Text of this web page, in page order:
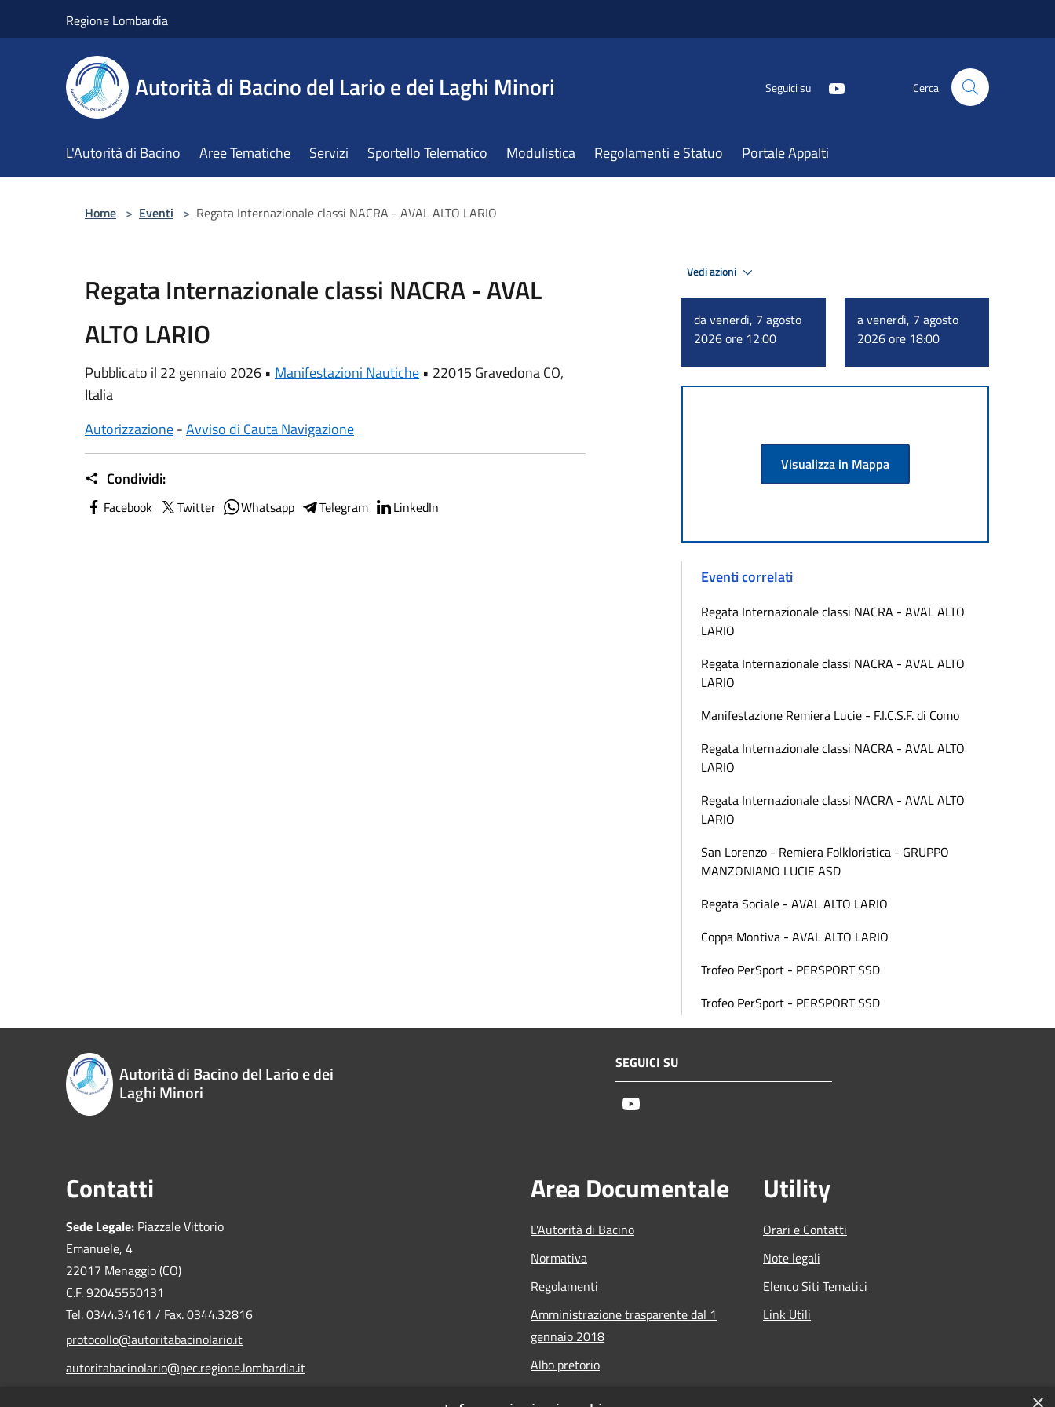
Regione Lombardia
Autorità di Bacino del Lario e dei Laghi Minori Seguici su Cerca
L'Autorità di Bacino Aree Tematiche Servizi Sportello Telematico Modulistica Regolamenti e Statuo Portale Appalti
Home > Eventi > Regata Internazionale classi NACRA - AVAL ALTO LARIO
Regata Internazionale classi NACRA - AVAL
ALTO LARIO
Pubblicato il 22 gennaio 2026 • Manifestazioni Nautiche • 22015 Gravedona CO,
Italia
Autorizzazione-Avviso di Cauta Navigazione
Condividi:
Facebook Twitter Whatsapp Telegram LinkedIn
Vedi azioni
da venerdì, 7 agosto
2026 ore 12:00
a venerdì, 7 agosto
2026 ore 18:00
Visualizza in Mappa
Eventi correlati
Regata Internazionale classi NACRA - AVAL ALTO
LARIO
Regata Internazionale classi NACRA - AVAL ALTO
LARIO
Manifestazione Remiera Lucie - F.I.C.S.F. di Como
Regata Internazionale classi NACRA - AVAL ALTO
LARIO
Regata Internazionale classi NACRA - AVAL ALTO
LARIO
San Lorenzo - Remiera Folkloristica - GRUPPO
MANZONIANO LUCIE ASD
Regata Sociale - AVAL ALTO LARIO
Coppa Montiva - AVAL ALTO LARIO
Trofeo PerSport - PERSPORT SSD
Trofeo PerSport - PERSPORT SSD
Autorità di Bacino del Lario e dei
Laghi Minori
SEGUICI SU
Contatti
Sede Legale: Piazzale Vittorio
Emanuele, 4
22017 Menaggio (CO)
C.F. 92045550131
Tel. 0344.34161 / Fax. 0344.32816
protocollo@autoritabacinolario.it
autoritabacinolario@pec.regione.lombardia.it
Area Documentale
L'Autorità di Bacino
Normativa
Regolamenti
Amministrazione trasparente dal 1
gennaio 2018
Albo pretorio
Utility
Orari e Contatti
Note legali
Elenco Siti Tematici
Link Utili